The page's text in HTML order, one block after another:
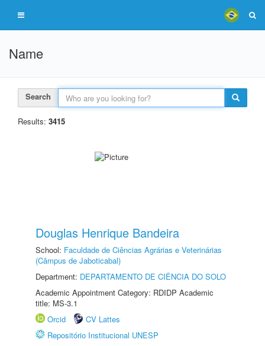
Name
Search
Results: 3415
Douglas Henrique Bandeira
School: Faculdade de Ciências Agrárias e Veterinárias
(Câmpus de Jaboticabal)
Department: DEPARTAMENTO DE CIÊNCIA DO SOLO
Academic Appointment Category: RDIDP Academic
title: MS-3.1
Orcid
CV Lattes
Repositório Institucional UNESP